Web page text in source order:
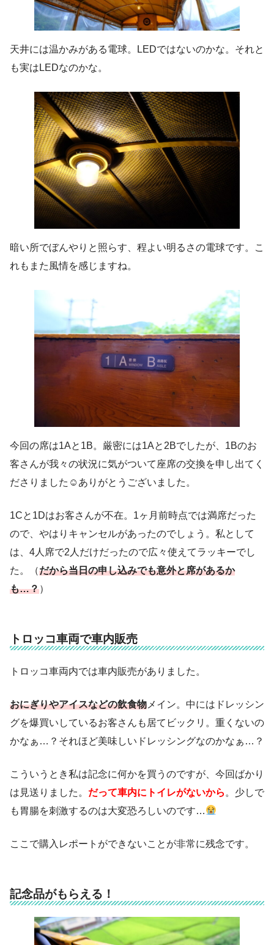
天井には温かみがある電球。LEDではないのかな。それと
も実はLEDなのかな。
暗い所でぼんやりと照らす、程よい明るさの電球です。こ
れもまた風情を感じますね。
今回の席は1Aと1B。厳密には1Aと2Bでしたが、1Bのお
客さんが我々の状況に気がついて座席の交換を申し出てく
ださりました☺ありがとうございました。
1Cと1Dはお客さんが不在。1ヶ月前時点では満席だった
ので、やはりキャンセルがあったのでしょう。私として
は、4人席で2人だけだったので広々使えてラッキーでし
た。（だから当日の申し込みでも意外と席があるか
も…？）
トロッコ車両で車内販売
トロッコ車両内では車内販売がありました。
おにぎりやアイスなどの飲食物 メイン。中にはドレッシン
グを爆買いしているお客さんも居てビックリ。重くないの
かなぁ…？それほど美味しいドレッシングなのかなぁ…？
こういうとき私は記念に何かを買うのですが、今回ばかり
は見送りました。 だって車内にトイレがないから 。少しで
も胃腸を刺激するのは大変恐ろしいのです…
ここで購入レポートができないことが非常に残念です。
記念品がもらえる！